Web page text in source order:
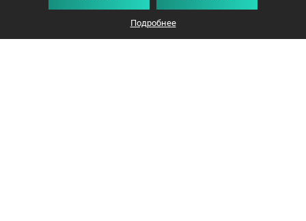
Подробнее